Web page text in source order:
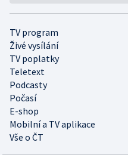
TV program
Živé vysílání
TV poplatky
Teletext
Podcasty
Počasí
E-shop
Mobilní a TV aplikace
Vše o ČT